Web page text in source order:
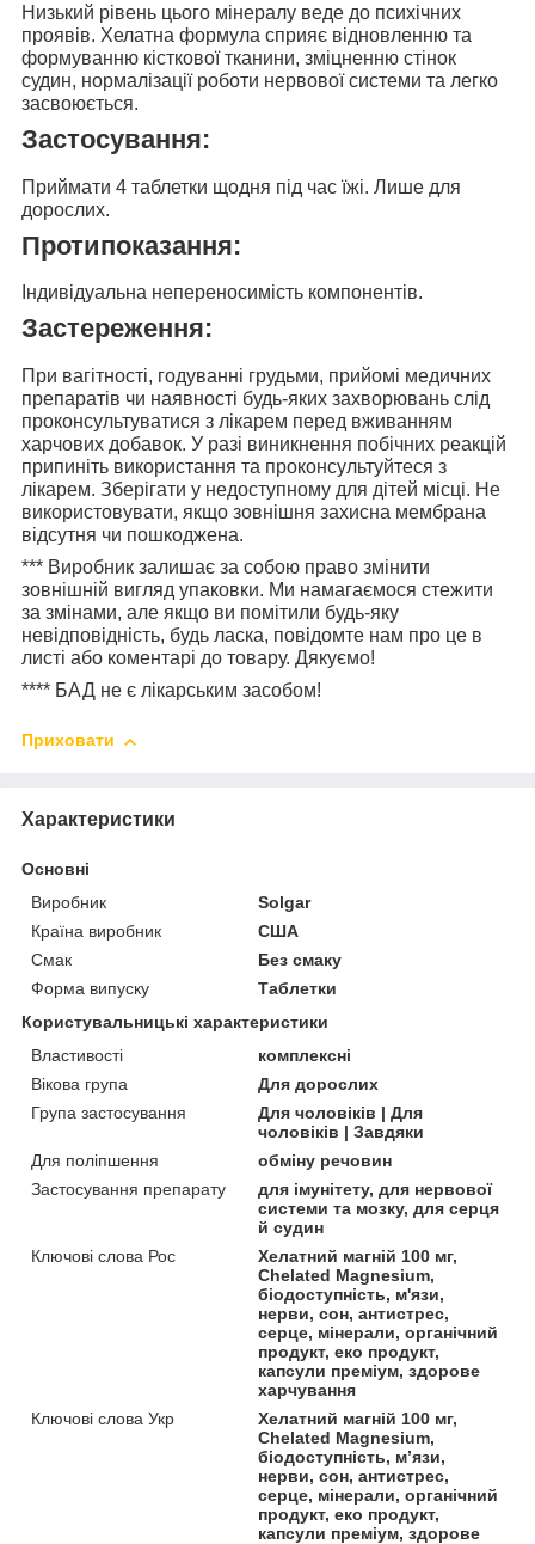
Низький рівень цього мінералу веде до психічних
проявів. Хелатна формула сприяє відновленню та
формуванню кісткової тканини, зміцненню стінок
судин, нормалізації роботи нервової системи та легко
засвоюється.
Застосування:
Приймати 4 таблетки щодня під час їжі. Лише для
дорослих.
Протипоказання:
Індивідуальна непереносимість компонентів.
Застереження:
При вагітності, годуванні грудьми, прийомі медичних
препаратів чи наявності будь-яких захворювань слід
проконсультуватися з лікарем перед вживанням
харчових добавок. У разі виникнення побічних реакцій
припиніть використання та проконсультуйтеся з
лікарем. Зберігати у недоступному для дітей місці. Не
використовувати, якщо зовнішня захисна мембрана
відсутня чи пошкоджена.
*** Виробник залишає за собою право змінити
зовнішній вигляд упаковки. Ми намагаємося стежити
за змінами, але якщо ви помітили будь-яку
невідповідність, будь ласка, повідомте нам про це в
листі або коментарі до товару. Дякуємо!
**** БАД не є лікарським засобом!
Приховати
Характеристики
Основні
Виробник
Solgar
Країна виробник
США
Смак
Без смаку
Форма випуску
Таблетки
Користувальницькі характеристики
Властивості
комплексні
Вікова група
Для дорослих
Група застосування
Для чоловіків | Для
чоловіків | Завдяки
Для поліпшення
обміну речовин
Застосування препарату
для імунітету, для нервової
системи та мозку, для серця
й судин
Ключові слова Рос
Хелатний магній 100 мг,
Chelated Magnesium,
біодоступність, м'язи,
нерви, сон, антистрес,
серце, мінерали, органічний
продукт, еко продукт,
капсули преміум, здорове
харчування
Ключові слова Укр
Хелатний магній 100 мг,
Chelated Magnesium,
біодоступність, м’язи,
нерви, сон, антистрес,
серце, мінерали, органічний
продукт, еко продукт,
капсули преміум, здорове